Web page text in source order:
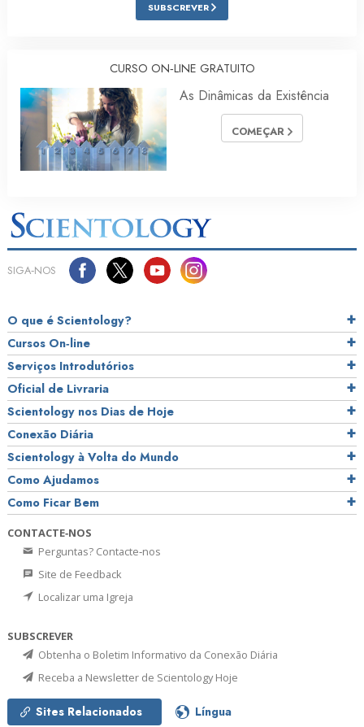
SUBSCREVER
CURSO ON‑LINE GRATUITO
As Dinâmicas da Existência
COMEÇAR
SIGA‑NOS
O que é Scientology?
Cursos On‑line
Serviços Introdutórios
Oficial de Livraria
Scientology nos Dias de Hoje
Conexão Diária
Scientology à Volta do Mundo
Como Ajudamos
Como Ficar Bem
CONTACTE‑NOS
Perguntas? Contacte‑nos
Site de Feedback
Localizar uma Igreja
SUBSCREVER
Obtenha o Boletim Informativo da Conexão Diária
Receba a Newsletter de Scientology Hoje
Sites Relacionados Língua